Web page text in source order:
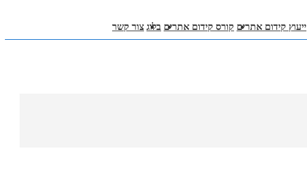
ייעוץ קידום אתרים קורס קידום אתרים בלוג צור קשר